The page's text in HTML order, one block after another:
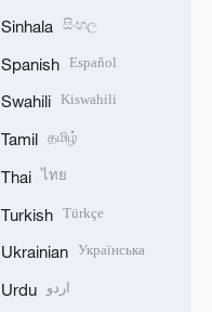
Sinhala සිංහල
Spanish Español
Swahili Kiswahili
Tamil தமிழ்
Thai ไทย
Turkish Türkçe
Ukrainian Українська
Urdu اردو